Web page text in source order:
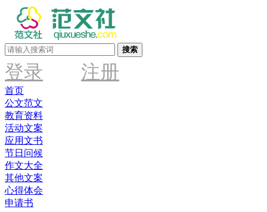
搜索
登录 注册
首页
公文范文
教育资料
活动文案
应用文书
节日问候
作文大全
其他文案
心得体会
申请书